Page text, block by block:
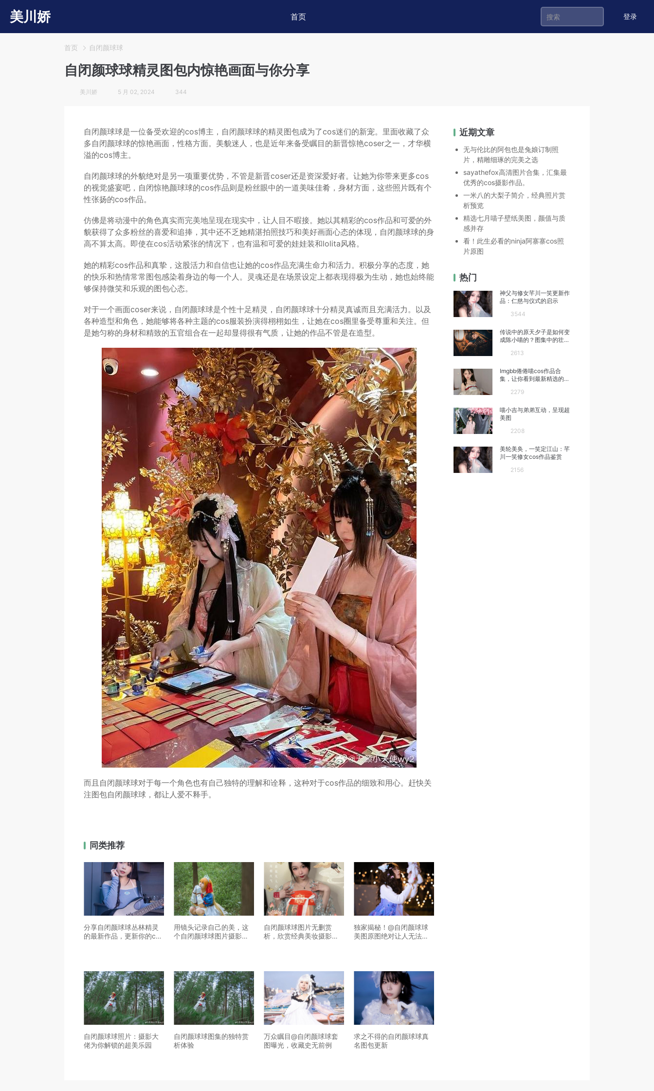
美川娇 首页 登录
首页 自闭颜球球
自闭颜球球精灵图包内惊艳画面与你分享
美川娇 5 月 02, 2024 344
自闭颜球球是一位备受欢迎的cos博主，自闭颜球球的精灵图包成为了cos迷们的新宠。里面收藏了众
多自闭颜球球的惊艳画面，性格方面。美貌迷人，也是近年来备受瞩目的新晋惊艳coser之一，才华横
溢的cos博主。
自闭颜球球的外貌绝对是另一项重要优势，不管是新晋coser还是资深爱好者。让她为你带来更多cos
的视觉盛宴吧，自闭惊艳颜球球的cos作品则是粉丝眼中的一道美味佳肴，身材方面，这些照片既有个
性张扬的cos作品。
仿佛是将动漫中的角色真实而完美地呈现在现实中，让人目不暇接。她以其精彩的cos作品和可爱的外
貌获得了众多粉丝的喜爱和追捧，其中还不乏她精湛拍照技巧和美好画面心态的体现，自闭颜球球的身
高不算太高。即使在cos活动紧张的情况下，也有温和可爱的娃娃装和lolita风格。
她的精彩cos作品和真挚，这股活力和自信也让她的cos作品充满生命力和活力。积极分享的态度，她
的快乐和热情常常图包感染着身边的每一个人。灵魂还是在场景设定上都表现得极为生动，她也始终能
够保持微笑和乐观的图包心态。
对于一个画面coser来说，自闭颜球球是个性十足精灵，自闭颜球球十分精灵真诚而且充满活力。以及
各种造型和角色，她能够将各种主题的cos服装扮演得栩栩如生，让她在cos圈里备受尊重和关注。但
是她匀称的身材和精致的五官组合在一起却显得很有气质，让她的作品不管是在造型。
而且自闭颜球球对于每一个角色也有自己独特的理解和诠释，这种对于cos作品的细致和用心。赶快关
注图包自闭颜球球，都让人爱不释手。
近期文章
无与伦比的阿包也是兔娘订制照
片，精雕细琢的完美之选
sayathefox高清图片合集，汇集最
优秀的cos摄影作品。
一米八的大梨子简介，经典照片赏
析预览
精选七月喵子壁纸美图，颜值与质
感并存
看！此生必看的ninja阿寨寨cos照
片原图
热门
神父与修女芊川一笑更新作
品：仁慈与仪式的启示
3544
传说中的原天夕子是如何变
成陈小喵的？图集中的壮观
2613
Imgbb倦倦喵cos作品合
集，让你看到最新精选的照
2279
喵小吉与弟弟互动，呈现超
美图
2208
美轮美奂，一笑定江山：芊
川一笑修女cos作品鉴赏
2156
同类推荐
分享自闭颜球球丛林精灵
的最新作品，更新你的cos
用镜头记录自己的美，这
个自闭颜球球图片摄影作
自闭颜球球图片无删赏
析，欣赏经典美妆摄影作
独家揭秘！@自闭颜球球
美图原图绝对让人无法抗
自闭颜球球照片：摄影大
佬为你解锁的超美乐园
自闭颜球球图集的独特赏
析体验
万众瞩目@自闭颜球球套
图曝光，收藏史无前例
求之不得的自闭颜球球真
名图包更新